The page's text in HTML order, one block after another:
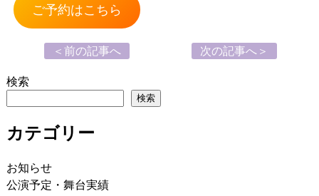
ご予約はこちら
＜前の記事へ
次の記事へ＞
検索
検索
カテゴリー
お知らせ
公演予定・舞台実績